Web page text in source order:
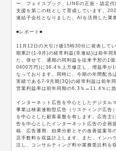
ー、フェイスブック、LINEの正規・認定
支援を第二の柱として育成しています。
連結子会社となりました。AIを活用した業
■レポート■
11月12日の大引け後15時30分に発表して
期累計(1-9月)の経常利益(非連結)は前年同
た。併せて、通期の同利益を従来予想の1
0400万円)に36.4％上方修正し、増益率が
なっております。同時に、今期の年間配当
実績である7-9月期(3Q)の経常利益は前年
営業利益率は前年同期の6.3％→11.4％に急
インターネット広告を中心としたデジタル
事業は検索連動型広告（リスティング広告
を中心とした顧客基盤を有します。広告主
告を中心としたインターネット広告の企画
稿、広告運用、効果分析とその改善提案等
店手数料を収益計上します。また、インハ
注し、コンサルティング料や業務受託料を